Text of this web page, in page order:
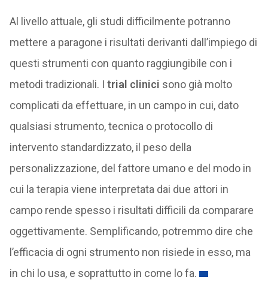
Al livello attuale, gli studi difficilmente potranno
mettere a paragone i risultati derivanti dall’impiego di
questi strumenti con quanto raggiungibile con i
metodi tradizionali. I trial clinici sono già molto
complicati da effettuare, in un campo in cui, dato
qualsiasi strumento, tecnica o protocollo di
intervento standardizzato, il peso della
personalizzazione, del fattore umano e del modo in
cui la terapia viene interpretata dai due attori in
campo rende spesso i risultati difficili da comparare
oggettivamente. Semplificando, potremmo dire che
l’efficacia di ogni strumento non risiede in esso, ma
in chi lo usa, e soprattutto in come lo fa.